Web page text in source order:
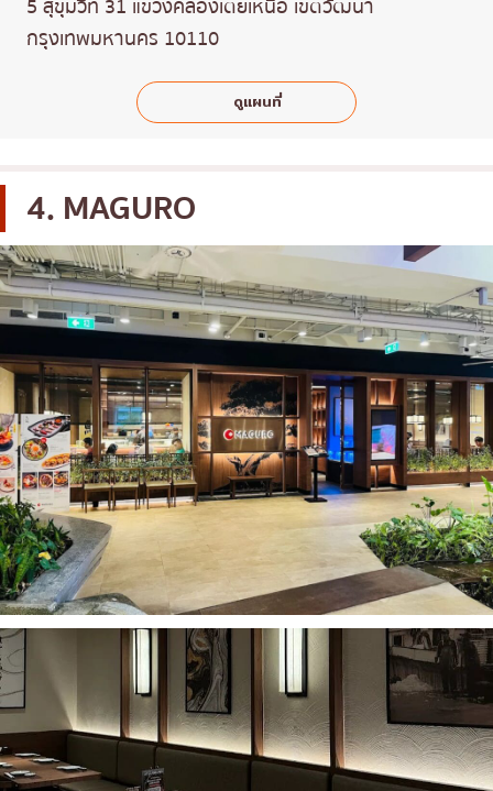
5 สุขุมวิท 31 แขวงคลองเตยเหนือ เขตวัฒนา
กรุงเทพมหานคร 10110
ดูแผนที่
4. MAGURO